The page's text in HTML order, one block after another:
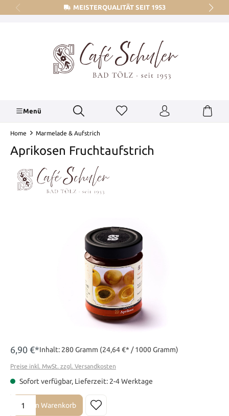
springen MEISTERQUALITÄT SEIT 1953
Menü
Home Marmelade & Aufstrich
Aprikosen Fruchtaufstrich
6,90 €*Inhalt: 280 Gramm (24,64 €* / 1000 Gramm)
Preise inkl. MwSt. zzgl. Versandkosten
Sofort verfügbar, Lieferzeit: 2-4 Werktage
Produkt Anzahl: Gib den gewünschten Wert ein oder benutze die
In den Warenkorb